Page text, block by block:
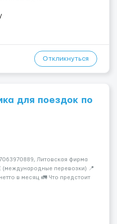
вас зацікавила
ми зв’яжемося ...
Откликнуться
для поездок по
Литовская фирма
(международные перевозки) 📍
в месяц 🚛 Что предстоит
км в день. Погрузки и